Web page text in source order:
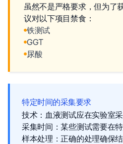
虽然不是严格要求，但为了
议对以下项目禁食：
铁测试
GGT
尿酸
特定时间的采集要求
技术：血液测试应在实验室
采集时间：某些测试需要在
样本处理：正确的处理确保